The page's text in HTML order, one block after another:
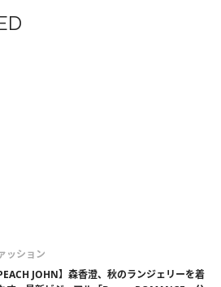
ッション
PEACH JOHN】森香澄、秋のランジェリーを着